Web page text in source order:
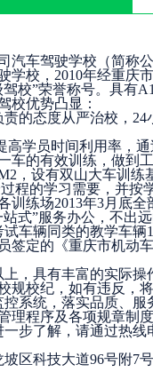
汽车驾驶学校（简称
学校，2010年经重庆
校”荣誉称号。具有
校优势凸显：
的态度从严治校，
高学员时间利用率，
车的有效训练，做到
，设有双山大车训
程的学习需要，并
训练场2013年3月底
式”服务办公，不出远
车辆同类的教学车
签定的《重庆市机动
，具有丰富的实际
规校纪，如有违反，
系统，落实品质、
理程序及各项规章制度
步了解，请通过热线
区科技大道96号附7